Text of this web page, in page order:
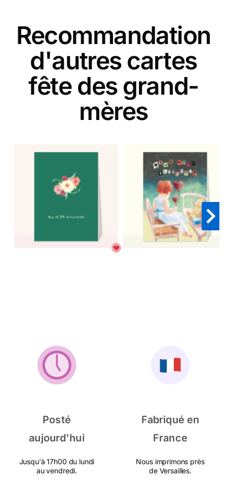
Recommandation
d'autres cartes
fête des grand-
mères
Posté
aujourd'hui
Jusqu'à 17h00 du lundi
au vendredi.
Fabriqué en
France
Nous imprimons près
de Versailles.